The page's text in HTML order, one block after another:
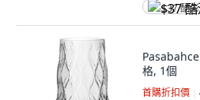
$37 酷
格, 1個
首購折扣價